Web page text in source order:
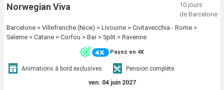
Norwegian Viva
10 jours
de Barcelone
Barcelone > Villefranche (Nice) > Livourne > Civitavecchia - Rome >
Salerne > Catane > Corfou > Bar > Split > Ravenne
Payez en 4X
Animations à bord exclusives Pension complète
ven. 04 juin 2027